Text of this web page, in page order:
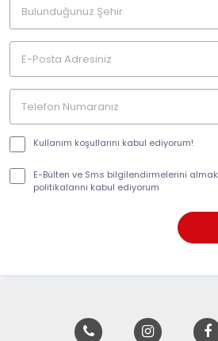
Kullanım koşullarını kabul ediyorum!
E-Bülten ve Sms bilgilendirmelerini
politikalarını kabul ediyorum